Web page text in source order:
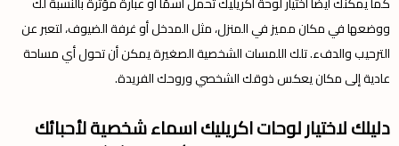
ووضعها في مكان مميز في المنزل، مثل المدخل أو غرفة الضيوف، لتعبر عن
الترحيب والدفء. تلك اللمسات الشخصية الصغيرة يمكن أن تحول أي مساحة
عادية إلى مكان يعكس ذوقك الشخصي وروحك الفريدة.
دليلك لاختيار لوحات اكريليك اسماء شخصية لأحبائك